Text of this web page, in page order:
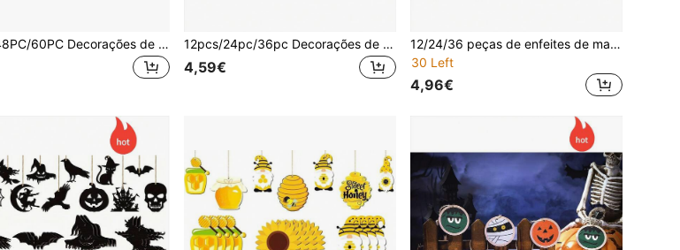
36PC/48PC/60PC Decorações de Árvore de Halloween em Madeira, Enfeites de Árvore de Halloween Pendurados; Acompanha Corda Decorativa de Madeira em Estilo Vintage. Estas Decorações de Halloween São Adequadas para Uso em Ambientes Interiores, Casa, Sala de Aula ou Escritório, a Cor é Roxo 12pcs/24pc/36pc Decorações de Halloween, Enfeites de Halloween Pendurados em Madeira com Corda, Decorações de Morcego, Caveira, Fantasma, Bruxa e Abóbora, Para Decoração de Festa de Halloween, Reuniões Familiares, Eventos Escolares, Suprimentos de Decoração de Quarto, Despedidas de Solteira, Também Adequado para Decorar Árvores, Coroas e Decoração de Parede, Perfeito para a Maioria das Cenas de Decoração que Irão Excitar os Seus Convidados e Amigos, ,Isto Irá Fazer com que Aqueles Lugares Aborrecidos Ganhem Vida e Adicionem Mais Vitalidade às Suas Férias e Eventos!
4,59€
12/24/36 peças de enfeites de madeira para Halloween com cordas penduradas, abóbora, aranha, chapéu de bruxa, pingentes, decorações para festas de Halloween, reuniões familiares, atividades escolares, adequados para decorar árvores, guirlandas, guirlandas e paredes, podem dar vida a lugares sem graça e adicionar mais vitalidade aos seus feriados e eventos! Decoração de casa, decoração de Halloween, decoração de outono, decoração de quarto, decoração de outono
30 Left
4,96€